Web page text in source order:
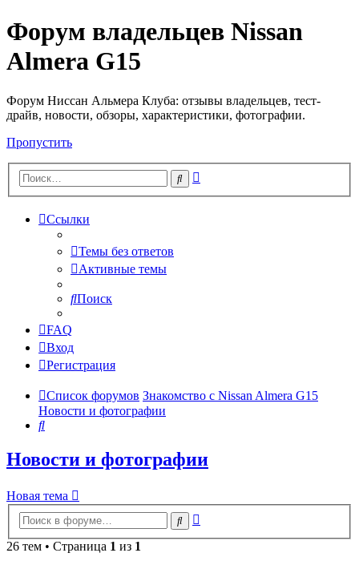
Форум владельцев Nissan
Almera G15
Форум Ниссан Альмера Клуба: отзывы владельцев, тест-
драйв, новости, обзоры, характеристики, фотографии.
Пропустить
Поиск
Ссылки
Темы без ответов
Активные темы
Поиск
FAQ
Вход
Регистрация
Список форумов Знакомство с Nissan Almera G15
Новости и фотографии
Поиск
Новости и фотографии
Новая тема
Поиск
26 тем • Страница 1 из 1